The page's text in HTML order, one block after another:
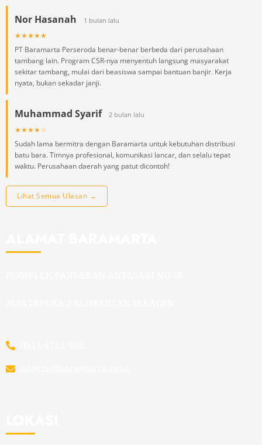
Nor Hasanah 1 bulan lalu
★★★★★
PT Baramarta Perseroda benar-benar berbeda dari perusahaan
tambang lain. Program CSR-nya menyentuh langsung masyarakat
sekitar tambang, mulai dari beasiswa sampai bantuan banjir. Kerja
nyata, bukan sekadar janji.
Muhammad Syarif 2 bulan lalu
★★★★☆
Sudah lama bermitra dengan Baramarta untuk kebutuhan distribusi
batu bara. Timnya profesional, komunikasi lancar, dan selalu tepat
waktu. Perusahaan daerah yang patut dicontoh!
Lihat Semua Ulasan →